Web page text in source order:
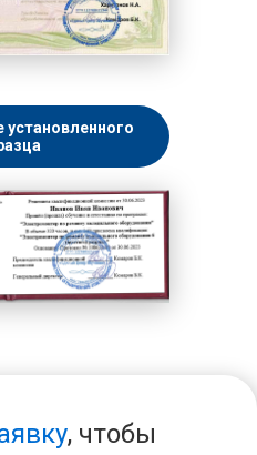
установленного
, чтобы